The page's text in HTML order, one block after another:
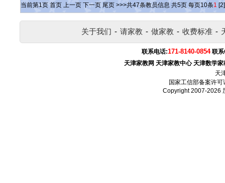
当前第1页 首页 上一页 下一页 尾页 >>>共47条教员信息 共5页 每页10条1 [2]
关于我们 - 请家教 - 做家教 - 收费标准 -
联系电话:171-8140-0854 联
天津家教网 天津家教中心 天津数学家
天
国家工信部备案许可
Copyright 2007-2026